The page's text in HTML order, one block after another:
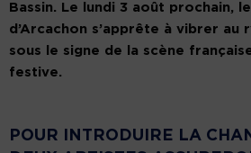
Bassin. Le lundi 3 août prochain,
d’Arcachon s’apprête à vibrer au
sous le signe de la scène
festive.
POUR INTRODUIRE LA